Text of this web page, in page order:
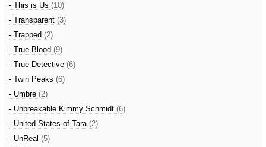
- This is Us (10)
- Transparent (3)
- Trapped (2)
- True Blood (9)
- True Detective (6)
- Twin Peaks (6)
- Umbre (2)
- Unbreakable Kimmy Schmidt (6)
- United States of Tara (2)
- UnReal (5)